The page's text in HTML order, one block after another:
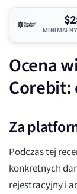
Ocena
Corebit:
Za
Podczas tej
konkretnych
rejestracyjny i